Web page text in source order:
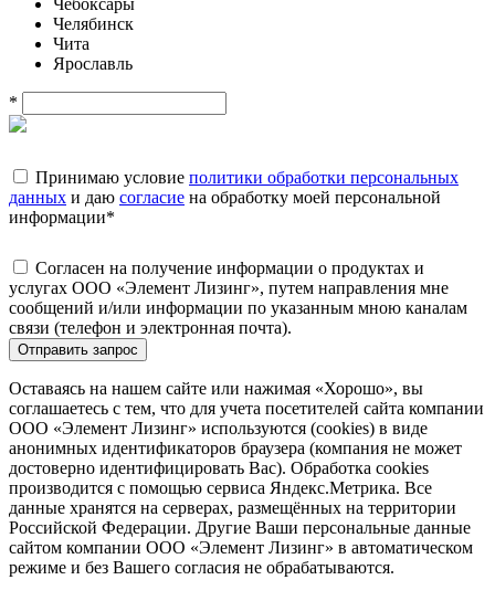
Чебоксары
Челябинск
Чита
Ярославль
*
Принимаю условие политики обработки персональных
данных и даю согласие на обработку моей персональной
информации*
Согласен на получение информации о продуктах и
услугах ООО «Элемент Лизинг», путем направления мне
сообщений и/или информации по указанным мною каналам
связи (телефон и электронная почта).
Отправить запрос
Оставаясь на нашем сайте или нажимая «Хорошо», вы
соглашаетесь с тем, что для учета посетителей сайта компании
ООО «Элемент Лизинг» используются (cookies) в виде
анонимных идентификаторов браузера (компания не может
достоверно идентифицировать Вас). Обработка cookies
производится с помощью сервиса Яндекс.Метрика. Все
данные хранятся на серверах, размещённых на территории
Российской Федерации. Другие Ваши персональные данные
сайтом компании ООО «Элемент Лизинг» в автоматическом
режиме и без Вашего согласия не обрабатываются.